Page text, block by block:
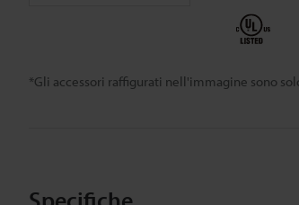
*Gli accessori raffigurati nell'immagine sono